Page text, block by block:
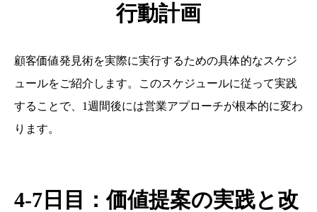
行動計画
顧客価値発見術を実際に実行するための具体的なスケジ
ュールをご紹介します。このスケジュールに従って実践
することで、1週間後には営業アプローチが根本的に変わ
ります。
4-7日目：価値提案の実践と改